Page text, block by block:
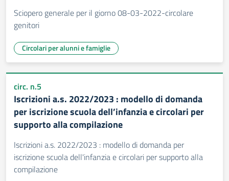
Sciopero generale per il giorno 08-03-2022-circolare
genitori
Circolari per alunni e famiglie
circ. n.5
Iscrizioni a.s. 2022/2023 : modello di domanda
per iscrizione scuola dell’infanzia e circolari per
supporto alla compilazione
Iscrizioni a.s. 2022/2023 : modello di domanda per
iscrizione scuola dell'infanzia e circolari per supporto alla
compilazione